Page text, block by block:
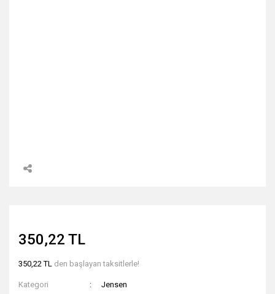
350,22 TL
350,22 TL den başlayan taksitlerle!
Kategori
Jensen